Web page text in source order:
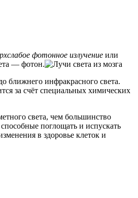
фотонное излучение или
— фотон.
ближнего инфракрасного света.
за счёт специальных химических
света, чем большинство
поглощать и испускать
в здоровье клеток и